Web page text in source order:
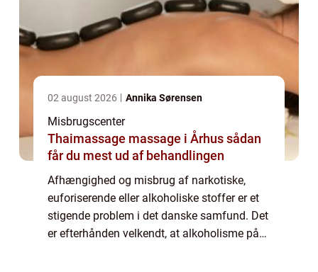
02 august 2026 Annika Sørensen
Misbrugscenter
Thaimassage massage i Århus sådan
får du mest ud af behandlingen
Afhængighed og misbrug af narkotiske,
euforiserende eller alkoholiske stoffer er et
stigende problem i det danske samfund. Det
er efterhånden velkendt, at alkoholisme på